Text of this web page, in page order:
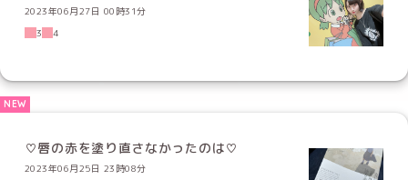
2023年06月27日 00時31分
3
4
♡唇の赤を塗り直さなかったのは♡
2023年06月25日 23時08分